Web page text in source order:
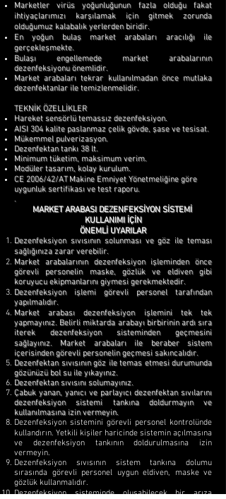
Marketler virüs yoğunluğunun fazla olduğu fakat
ihtiyaçlarımızı karşılamak için gitmek zorunda
olduğumuz kalabalık yerlerden biridir.
En yoğun bulaş market arabaları aracılığı ile
gerçekleşmekte.
Bulaşı engellemede market arabalarının
dezenfeksiyonu önemlidir.
Market arabaları tekrar kullanılmadan önce mutlaka
dezenfektanlar ile temizlenmelidir.
TEKNİK ÖZELLİKLER
Hareket sensörlü temassız dezenfeksiyon.
AISI 304 kalite paslanmaz çelik gövde, şase ve tesisat.
Mükemmel pulverizasyon.
Dezenfektan tankı 38 lt.
Minimum tüketim, maksimum verim.
Modüler tasarım, kolay kurulum.
CE 2006/42/AT Makine Emniyet Yönetmeliğine göre
uygunluk sertifikası ve test raporu.
.
MARKET ARABASI DEZENFEKSİYON SİSTEMİ
KULLANIMI İÇİN
ÖNEMLİ UYARILAR
Dezenfeksiyon sıvısının solunması ve göz ile teması
sağlığınıza zarar verebilir.
Market arabalarının dezenfeksiyon işleminden önce
görevli personelin maske, gözlük ve eldiven gibi
koruyucu ekipmanlarını giymesi gerekmektedir.
Dezenfeksiyon işlemi görevli personel tarafından
yapılmalıdır.
Market arabası dezenfeksiyon işlemini tek tek
yapmayınız. Belirli miktarda arabayı birbirinin ardı sıra
iterek dezenfeksiyon sisteminden geçmesini
sağlayınız. Market arabaları ile beraber sistem
içerisinden görevli personelin geçmesi sakıncalıdır.
Dezenfektan sıvısının göz ile temas etmesi durumunda
gözünüzü bol su ile yıkayınız.
Dezenfektan sıvısını solumayınız.
Çabuk yanan, yanıcı ve parlayıcı dezenfektan sıvılarını
dezenfeksiyon sistemi tankına doldurmayın ve
kullanılmasına izin vermeyin.
Dezenfeksiyon sistemini görevli personel kontrolünde
kullandırın. Yetkili kişiler haricinde sistemin açılmasına
ve dezenfeksiyon tankının doldurulmasına izin
vermeyin.
Dezenfeksiyon sıvısının sistem tankına dolumu
sırasında görevli personel uygun eldiven, maske ve
gözlük kullanmalıdır.
Dezenfeksiyon sisteminde oluşabilecek bir arıza